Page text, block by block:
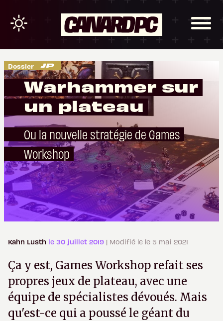
Dossier
Warhammer sur
un plateau
Ou la nouvelle stratégie de Games
Workshop
Kahn Lusth le 30 juillet 2019 | Modifié le le 5 mai 2021
Ça y est, Games Workshop refait ses
propres jeux de plateau, avec une
équipe de spécialistes dévoués. Mais
qu'est-ce qui a poussé le géant du